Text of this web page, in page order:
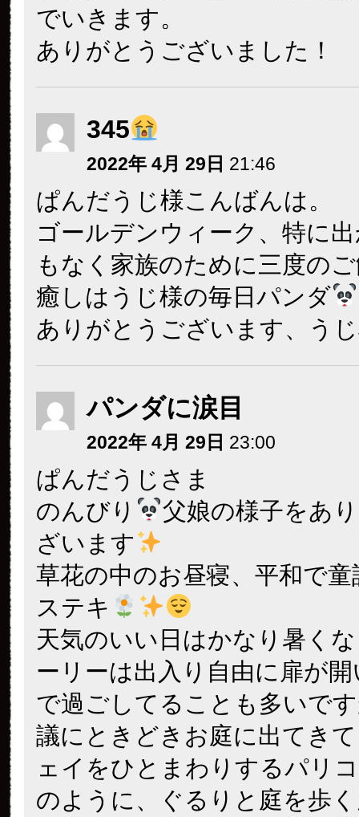
でいきます。
ありがとうございました！
345
2022年 4月 29日 21:46
ぱんだうじ様こんばんは。
ゴールデンウィーク、特に
もなく家族のために三度の
癒しはうじ様の毎日パンダ
ありがとうございます、う
パンダに涙目
2022年 4月 29日 23:00
ぱんだうじさま
のんびり
父娘の様子をあ
ざいます
草花の中のお昼寝、平和で
ステキ
天気のいい日はかなり暑く
ーリーは出入り自由に扉が
で過ごしてることも多いで
議にときどきお庭に出てき
ェイをひとまわりするパリ
のように、ぐるりと庭を歩